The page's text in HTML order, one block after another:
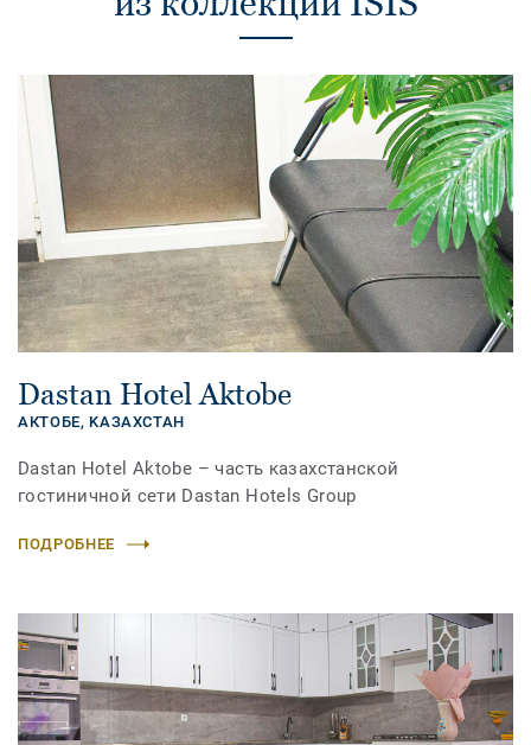
Dastan Hotel Aktobe
АКТОБЕ, KАЗАХСТАН
Dastan Hotel Aktobe – часть казахстанской
гостиничной сети Dastan Hotels Group
ПОДРОБНЕЕ